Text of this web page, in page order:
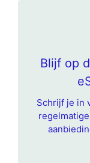
Blijf op
Schrijf je in